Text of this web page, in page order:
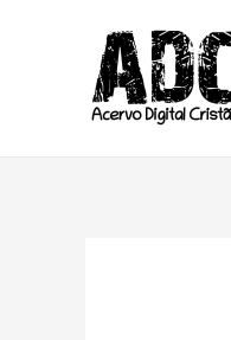
conteúdo